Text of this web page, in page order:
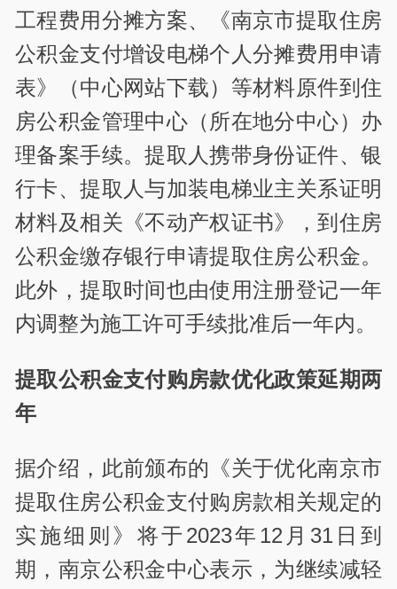
工程费用分摊方案、《南京市提取住房
公积金支付增设电梯个人分摊费用申请
表》（中心网站下载）等材料原件到住
房公积金管理中心（所在地分中心）办
理备案手续。提取人携带身份证件、银
行卡、提取人与加装电梯业主关系证明
材料及相关《不动产权证书》，到住房
公积金缴存银行申请提取住房公积金。
此外，提取时间也由使用注册登记一年
内调整为施工许可手续批准后一年内。
提取公积金支付购房款优化政策延期两
年
据介绍，此前颁布的《关于优化南京市
提取住房公积金支付购房款相关规定的
实施细则》将于2023年12月31日到
期，南京公积金中心表示，为继续减轻